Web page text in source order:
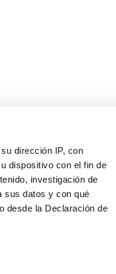
dirección IP, con
dispositivo con el fin de
investigación de
sus datos y con qué
desde la Declaración de